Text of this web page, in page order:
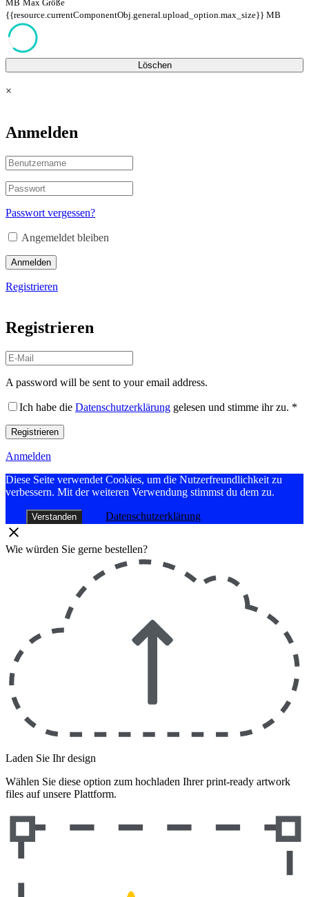
MB Max Größe
{{resource.currentComponentObj.general.upload_option.max_size}} MB
Löschen
×
Anmelden
Passwort vergessen?
Angemeldet bleiben
Anmelden
Registrieren
Registrieren
A password will be sent to your email address.
Ich habe die Datenschutzerklärung gelesen und stimme ihr zu. *
Registrieren
Anmelden
Diese Seite verwendet Cookies, um die Nutzerfreundlichkeit zu
verbessern. Mit der weiteren Verwendung stimmst du dem zu.
Verstanden Datenschutzerklärung
Wie würden Sie gerne bestellen?
Laden Sie Ihr design
Wählen Sie diese option zum hochladen Ihrer print-ready artwork
files auf unsere Plattform.